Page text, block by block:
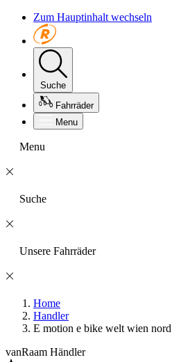
Zum Hauptinhalt wechseln
Suche
Fahrräder
Menu
Menu
Suche
Unsere Fahrräder
Home
Handler
E motion e bike welt wien nord
vanRaam Händler